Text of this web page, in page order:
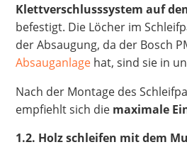
Klettverschlusssystem auf
befestigt. Die Löcher im
der Absaugung, da der Bosch
Absauganlage hat, sind sie in
Nach der Montage des
empfiehlt sich die maximale
1.2. Holz schleifen mit dem